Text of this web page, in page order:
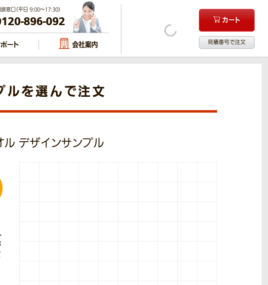
窓口（平日 9:00～17:30）
896-092 カート
見積番号で注文
ート 会社案内
ルを選んで注文
ル デザインサンプル